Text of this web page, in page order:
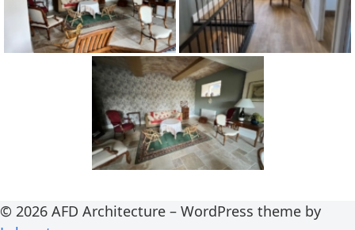
© 2026 AFD Architecture – WordPress theme by